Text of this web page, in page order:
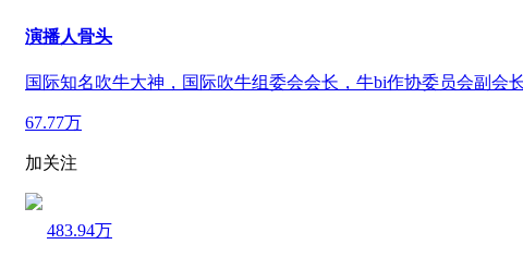
演播人骨头
国际知名吹牛大神，国际吹牛组委会会长，牛bi作协委员会副会
67.77万
加关注
483.94万